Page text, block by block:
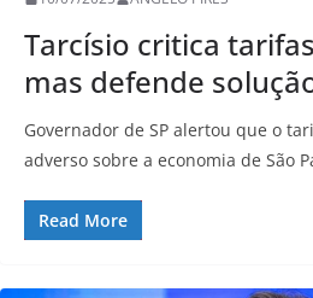
Tarcísio critica
mas defende
Governador de SP alertou que o
adverso sobre a economia de São
Read More